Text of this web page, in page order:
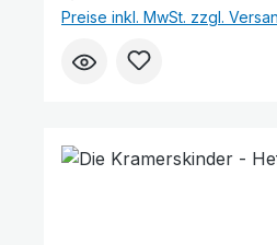
eine wertvolle Lektion über Vertrauen, Glauben und
Gebet, Vertrauen, Zusammenhalt und Nächstenliebe Fördert
Inspirierende Geschichte über die besondere
Preise inkl. MwSt. zzgl.